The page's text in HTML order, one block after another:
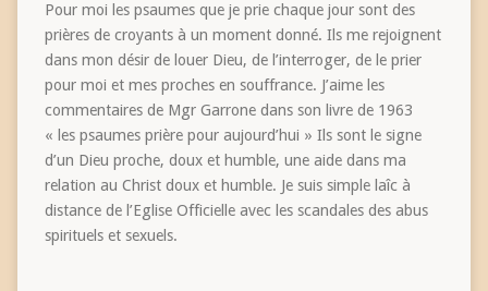
Pour moi les psaumes que je prie chaque jour sont des
prières de croyants à un moment donné. Ils me rejoignent
dans mon désir de louer Dieu, de l’interroger, de le prier
pour moi et mes proches en souffrance. J’aime les
commentaires de Mgr Garrone dans son livre de 1963
« les psaumes prière pour aujourd’hui » Ils sont le signe
d’un Dieu proche, doux et humble, une aide dans ma
relation au Christ doux et humble. Je suis simple laîc à
distance de l’Eglise Officielle avec les scandales des abus
spirituels et sexuels.